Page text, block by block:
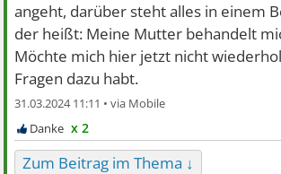
angeht, darüber steht alles in einem
der heißt: Meine Mutter behandelt
Möchte mich hier jetzt nicht
Fragen dazu habt.
31.03.2024 11:11 •
x 2
Zum Beitrag im Thema ↓